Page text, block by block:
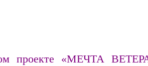
проекте «МЕЧТА